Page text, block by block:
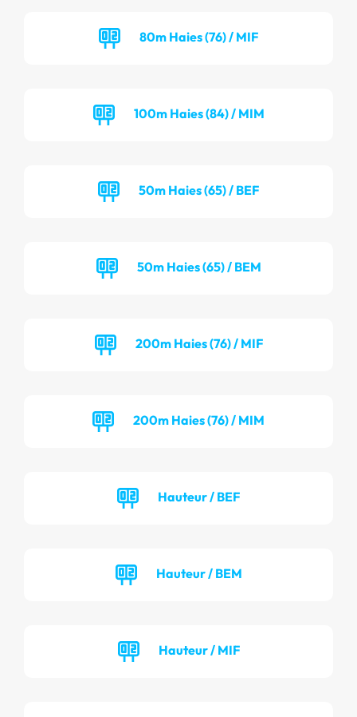
80m Haies (76) / MIF
100m Haies (84) / MIM
50m Haies (65) / BEF
50m Haies (65) / BEM
200m Haies (76) / MIF
200m Haies (76) / MIM
Hauteur / BEF
Hauteur / BEM
Hauteur / MIF